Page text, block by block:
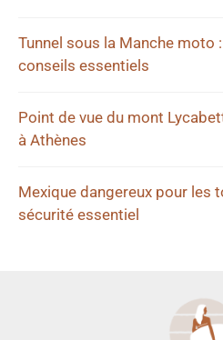
Tunnel sous la Manche moto
conseils essentiels
Point de vue du mont
à Athènes
Mexique dangereux pour les
sécurité essentiel